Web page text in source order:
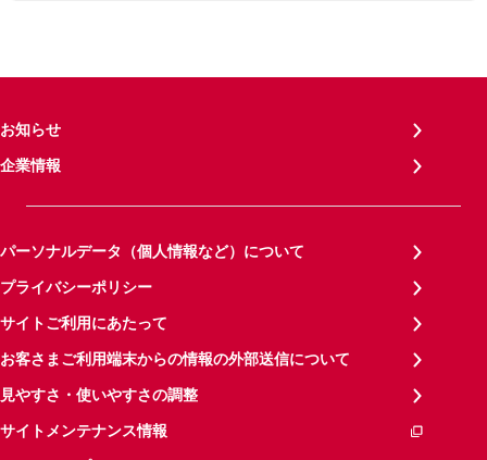
お知らせ
企業情報
パーソナルデータ（個人情報など）について
プライバシーポリシー
サイトご利用にあたって
お客さまご利用端末からの情報の外部送信について
見やすさ・使いやすさの調整
サイトメンテナンス情報